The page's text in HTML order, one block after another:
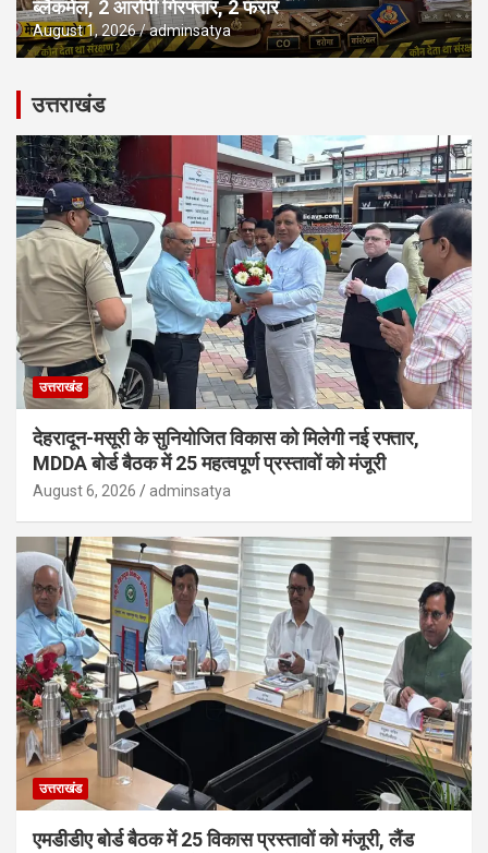
ब्लैकमेल, 2 आरोपी गिरफ्तार, 2 फरार
August 1, 2026 adminsatya
उत्तराखंड
उत्तराखंड
देहरादून-मसूरी के सुनियोजित विकास को मिलेगी नई रफ्तार,
MDDA बोर्ड बैठक में 25 महत्वपूर्ण प्रस्तावों को मंजूरी
August 6, 2026 adminsatya
उत्तराखंड
एमडीडीए बोर्ड बैठक में 25 विकास प्रस्तावों को मंजूरी, लैंड